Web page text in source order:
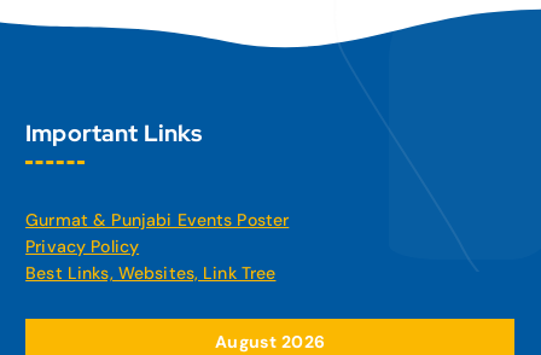
Important Links
Gurmat & Punjabi Events Poster
Privacy Policy
Best Links, Websites, Link Tree
August 2026